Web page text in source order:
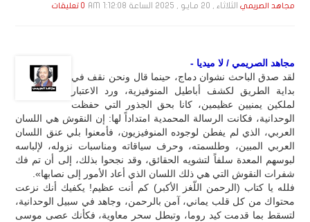
مجاهد الصريمي الثلاثاء , 20 مـايـو , 2025 الساعة 1:12:08 AM 0 تعليقات
مجاهد الصريمي / لا ميديا -
لقد صدق الباحث نشوان دماج، حينما قال ونحن نقف في
بداية الطريق لكشف أباطيل المنوفيزية، ورد الاعتبار
لملكين يمنيين عظيمين، كانا بحق الجذور التي حفظت
الوحدانية، فكانت الرسالة المحمدية امتداداً لها: إن النقوش هي اللسان
العربي، الذي لم يفطن لوجوده المنوفيزيون، فأمعنوا بلي عنق اللسان
العربي المبين، وطلسمته، وحرف سياقاته ومناسبات نزوله، لإلباسه
لبوسهم المعدة سلفاً لتشويه الحقائق، وقد نجحوا بذلك، إلى أن تم فك
شفرات النقوش التي هي ذلك اللسان الذي أعاد الأمور إلى نصابها».
فلله يا كتاب (الرحمن اللّغز الأكبر) كم أنت عظيم! يكفيك أنك نزعت
محتواك من كل قلب يماني، آمن بالرحمن، وجاهد في سبيل الوحدانية،
لتسقط بما قدمت كيد روما، وتبطل سحر معاوية، فكأنك عصى موسى